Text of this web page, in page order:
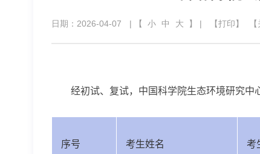
日期：2026-04-07 | 【 小 中 大 】 | 【打印】
经初试、复试，中国科学院生态环境研究中
序号 考生姓名 考